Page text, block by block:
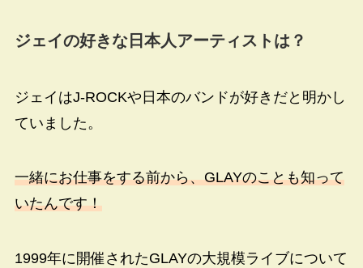
ジェイの好きな日本人アーティストは？
ジェイはJ-ROCKや日本のバンドが好きだと明かし
ていました。
一緒にお仕事をする前から、GLAYのことも知って
いたんです！
1999年に開催されたGLAYの大規模ライブについて